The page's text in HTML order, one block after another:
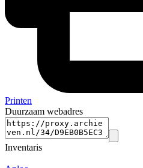
Printen
Duurzaam webadres
Inventaris